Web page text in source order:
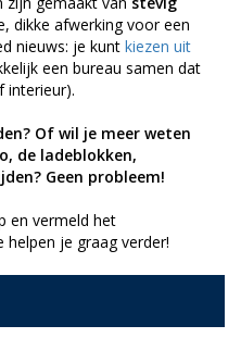
dikke afwerking voor een
nieuws: je kunt kiezen uit
een bureau samen dat
interieur).
Of wil je meer weten
de ladeblokken,
Geen probleem!
en vermeld het
helpen je graag verder!